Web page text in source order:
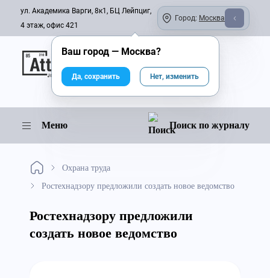
ул. Академика Варги, 8к1, БЦ Лейпциг,
4 этаж, офис 421
Город: Москва
Онлайн-журнал
Меню Поиск по журналу
Охрана труда
Ростехнадзору предложили создать новое ведомство
Ростехнадзору предложили
создать новое ведомство
Ваш город — Москва?
Да, сохранить Нет, изменить